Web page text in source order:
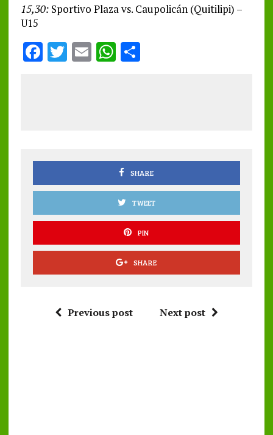
15,30:Sportivo Plaza vs. Caupolicán (Quitilipi) –
U15
F
k
T E W
p
S
SHARE
TWEET
PIN
SHARE
Previous post Next post